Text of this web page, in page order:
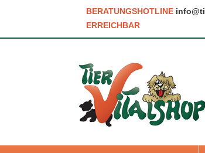
BERATUNGSHOTLINE
ERREICHBAR